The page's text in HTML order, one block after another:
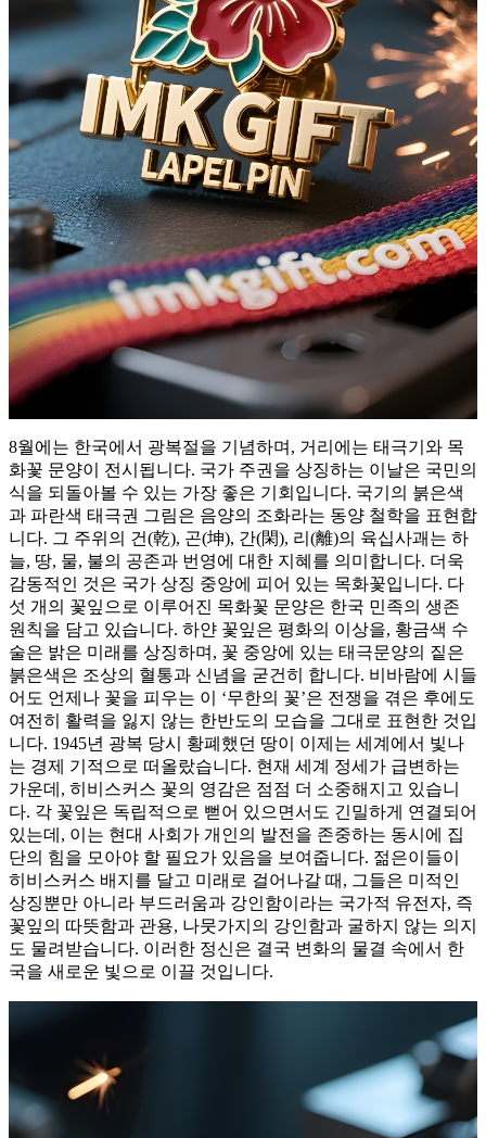
8월에는 한국에서 광복절을 기념하며, 거리에는 태극기와 목
화꽃 문양이 전시됩니다. 국가 주권을 상징하는 이날은 국민의
식을 되돌아볼 수 있는 가장 좋은 기회입니다. 국기의 붉은색
과 파란색 태극권 그림은 음양의 조화라는 동양 철학을 표현합
니다. 그 주위의 건(乾), 곤(坤), 간(閑), 리(離)의 육십사괘는 하
늘, 땅, 물, 불의 공존과 번영에 대한 지혜를 의미합니다. 더욱
감동적인 것은 국가 상징 중앙에 피어 있는 목화꽃입니다. 다
섯 개의 꽃잎으로 이루어진 목화꽃 문양은 한국 민족의 생존
원칙을 담고 있습니다. 하얀 꽃잎은 평화의 이상을, 황금색 수
술은 밝은 미래를 상징하며, 꽃 중앙에 있는 태극문양의 짙은
붉은색은 조상의 혈통과 신념을 굳건히 합니다. 비바람에 시들
어도 언제나 꽃을 피우는 이 ‘무한의 꽃’은 전쟁을 겪은 후에도
여전히 활력을 잃지 않는 한반도의 모습을 그대로 표현한 것입
니다. 1945년 광복 당시 황폐했던 땅이 이제는 세계에서 빛나
는 경제 기적으로 떠올랐습니다. 현재 세계 정세가 급변하는
가운데, 히비스커스 꽃의 영감은 점점 더 소중해지고 있습니
다. 각 꽃잎은 독립적으로 뻗어 있으면서도 긴밀하게 연결되어
있는데, 이는 현대 사회가 개인의 발전을 존중하는 동시에 집
단의 힘을 모아야 할 필요가 있음을 보여줍니다. 젊은이들이
히비스커스 배지를 달고 미래로 걸어나갈 때, 그들은 미적인
상징뿐만 아니라 부드러움과 강인함이라는 국가적 유전자, 즉
꽃잎의 따뜻함과 관용, 나뭇가지의 강인함과 굴하지 않는 의지
도 물려받습니다. 이러한 정신은 결국 변화의 물결 속에서 한
국을 새로운 빛으로 이끌 것입니다.